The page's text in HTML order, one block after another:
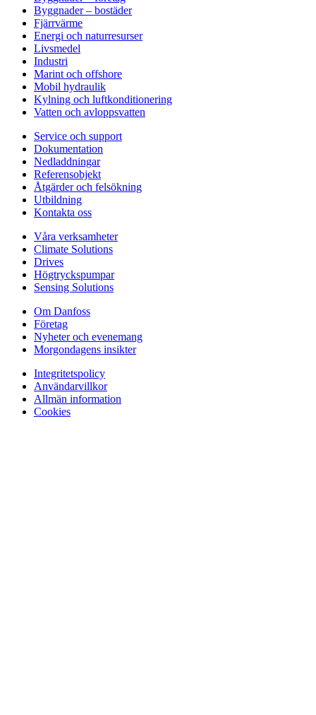
Byggnader – bostäder
Fjärrvärme
Energi och naturresurser
Livsmedel
Industri
Marint och offshore
Mobil hydraulik
Kylning och luftkonditionering
Vatten och avloppsvatten
Service och support
Dokumentation
Nedladdningar
Referensobjekt
Åtgärder och felsökning
Utbildning
Kontakta oss
Våra verksamheter
Climate Solutions
Drives
Högtryckspumpar
Sensing Solutions
Om Danfoss
Företag
Nyheter och evenemang
Morgondagens insikter
Integritetspolicy
Användarvillkor
Allmän information
Cookies